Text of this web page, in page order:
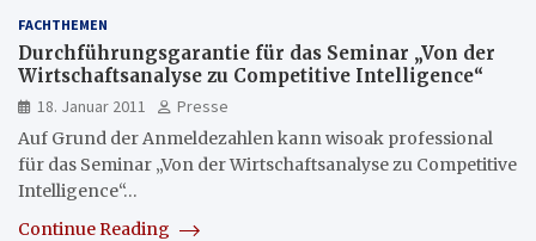
FACHTHEMEN
Durchführungsgarantie für das Seminar „Von der
Wirtschaftsanalyse zu Competitive Intelligence“
18. Januar 2011
Presse
Auf Grund der Anmeldezahlen kann wisoak professional
für das Seminar „Von der Wirtschaftsanalyse zu Competitive
Intelligence“…
Continue Reading